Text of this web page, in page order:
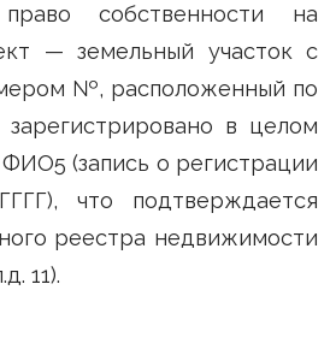
собственности на
— земельный участок с
№, расположенный по
зарегистрировано в целом
(запись о регистрации
что подтверждается
реестра недвижимости
11).